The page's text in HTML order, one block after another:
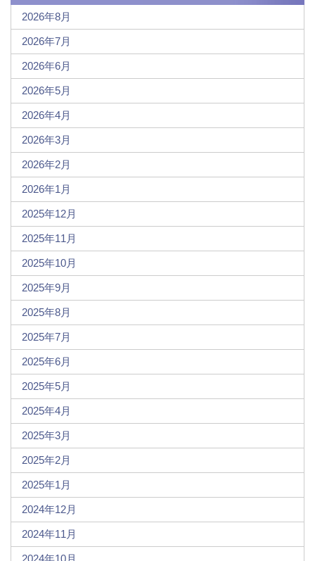
2026年8月
2026年7月
2026年6月
2026年5月
2026年4月
2026年3月
2026年2月
2026年1月
2025年12月
2025年11月
2025年10月
2025年9月
2025年8月
2025年7月
2025年6月
2025年5月
2025年4月
2025年3月
2025年2月
2025年1月
2024年12月
2024年11月
2024年10月